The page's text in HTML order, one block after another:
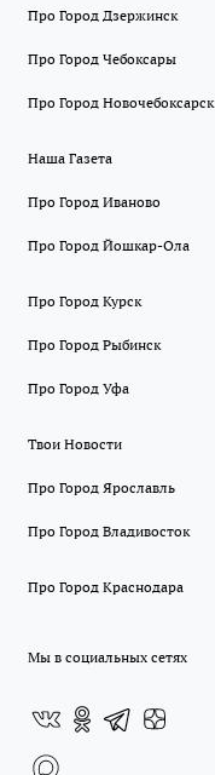
Про Город Дзержинск
Про Город Чебоксары
Про Город Новочебоксарск
Наша Газета
Про Город Иваново
Про Город Йошкар-Ола
Про Город Курск
Про Город Рыбинск
Про Город Уфа
Твои Новости
Про Город Ярославль
Про Город Владивосток
Про Город Краснодара
Мы в социальных сетях